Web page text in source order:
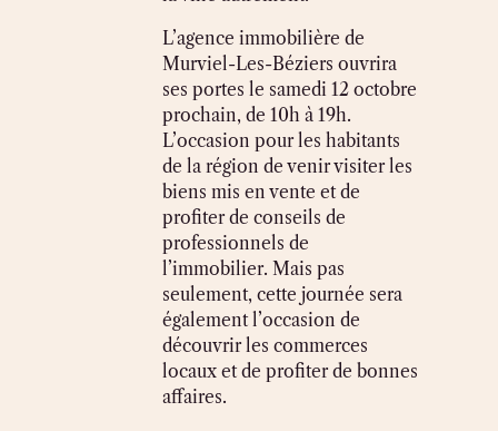
L’agence immobilière de
Murviel-Les-Béziers ouvrira
ses portes le samedi 12 octobre
prochain, de 10h à 19h.
L’occasion pour les habitants
de la région de venir visiter les
biens mis en vente et de
profiter de conseils de
professionnels de
l’immobilier. Mais pas
seulement, cette journée sera
également l’occasion de
découvrir les commerces
locaux et de profiter de bonnes
affaires.